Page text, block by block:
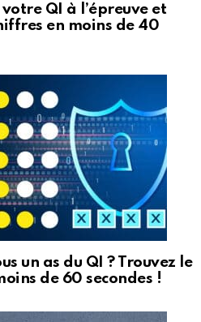
QI à l’épreuve et
en moins de 40
un as du QI ? Trouvez le
de 60 secondes !